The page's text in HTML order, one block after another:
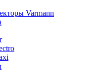
Varmann